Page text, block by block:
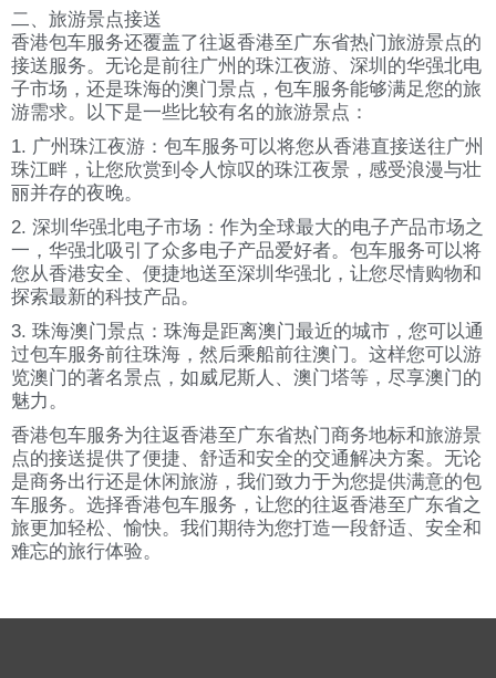
二、旅游景点接送
香港包车服务还覆盖了往返香港至广东省热门旅游景点的
接送服务。无论是前往广州的珠江夜游、深圳的华强北电
子市场，还是珠海的澳门景点，包车服务能够满足您的旅
游需求。以下是一些比较有名的旅游景点：
1. 广州珠江夜游：包车服务可以将您从香港直接送往广州
珠江畔，让您欣赏到令人惊叹的珠江夜景，感受浪漫与壮
丽并存的夜晚。
2. 深圳华强北电子市场：作为全球最大的电子产品市场之
一，华强北吸引了众多电子产品爱好者。包车服务可以将
您从香港安全、便捷地送至深圳华强北，让您尽情购物和
探索最新的科技产品。
3. 珠海澳门景点：珠海是距离澳门最近的城市，您可以通
过包车服务前往珠海，然后乘船前往澳门。这样您可以游
览澳门的著名景点，如威尼斯人、澳门塔等，尽享澳门的
魅力。
香港包车服务为往返香港至广东省热门商务地标和旅游景
点的接送提供了便捷、舒适和安全的交通解决方案。无论
是商务出行还是休闲旅游，我们致力于为您提供满意的包
车服务。选择香港包车服务，让您的往返香港至广东省之
旅更加轻松、愉快。我们期待为您打造一段舒适、安全和
难忘的旅行体验。